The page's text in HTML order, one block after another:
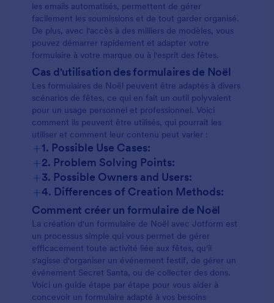
les emails automatisés, permettent de gérer
facilement les soumissions et de tout garder organisé.
De plus, avec l'accès à des milliers de modèles, vous
pouvez démarrer rapidement et adapter votre
formulaire à votre marque ou à l'esprit des fêtes.
Cas d'utilisation des formulaires de Noël
Les formulaires de Noël peuvent être adaptés à divers
scénarios de fêtes, ce qui en fait un outil polyvalent
pour un usage personnel et professionnel. Voici
comment ils peuvent être utilisés, qui pourrait les
utiliser et comment leur contenu peut varier :
+1. Possible Use Cases:
+2. Problem Solving Points:
+3. Possible Owners and Users:
+4. Differences of Creation Methods:
Comment créer un formulaire de Noël
La création d'un formulaire de Noël avec Jotform est
un processus simple qui vous permet de gérer
efficacement toute activité liée aux fêtes, qu'il
s'agisse d'organiser un événement festif, de gérer un
événement Secret Santa, ou de collecter des dons.
Voici un guide étape par étape pour vous aider à
concevoir un formulaire adapté à vos besoins